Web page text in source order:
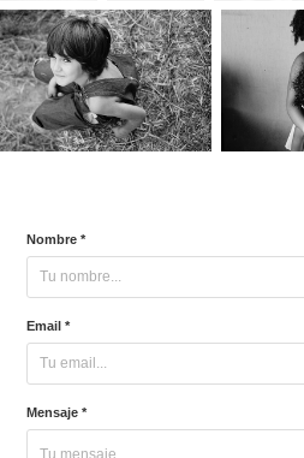
Nombre *
Email *
Mensaje *